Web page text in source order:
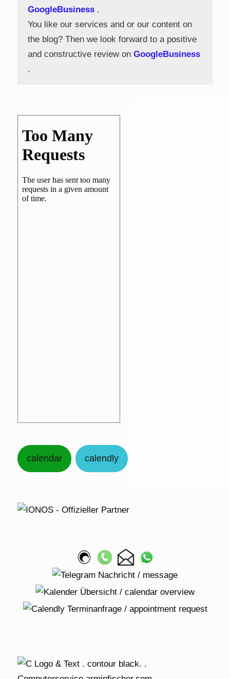
GoogleBusiness .
You like our services and or our content on
the blog? Then we look forward to a positive
and constructive review on GoogleBusiness
.
calendar calendly